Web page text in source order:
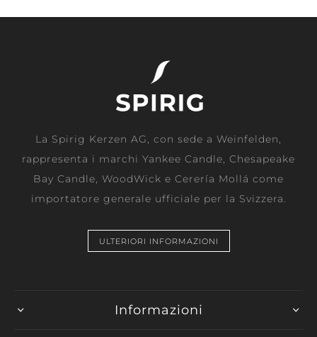
La Spirig Kerzen AG, con sede a Weinfelden,
rappresenta i marchi Yankee Candle, Chesapeake
Bay Candle, WoodWick e Cerería Mollá come
importatore generale ufficiale per la Svizzera.
ULTERIORI INFORMAZIONI
Informazioni